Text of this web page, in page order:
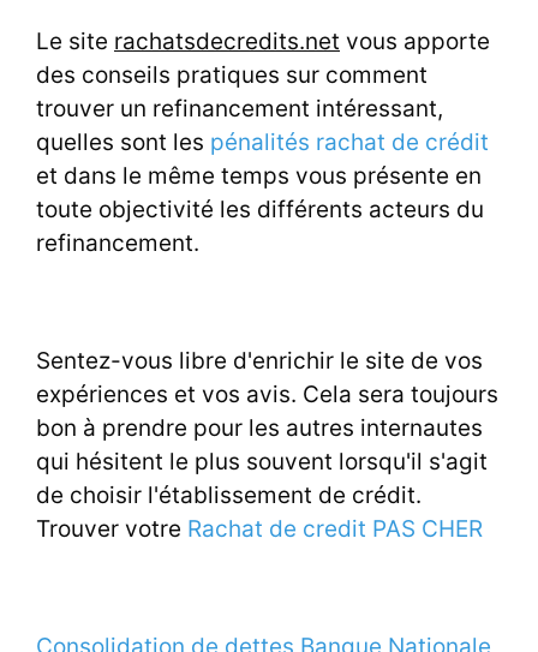
Le site rachatsdecredits.net vous apporte
des conseils pratiques sur comment
trouver un refinancement intéressant,
quelles sont les pénalités rachat de crédit
et dans le même temps vous présente en
toute objectivité les différents acteurs du
refinancement.
Sentez-vous libre d'enrichir le site de vos
expériences et vos avis. Cela sera toujours
bon à prendre pour les autres internautes
qui hésitent le plus souvent lorsqu'il s'agit
de choisir l'établissement de crédit.
Trouver votre Rachat de credit PAS CHER